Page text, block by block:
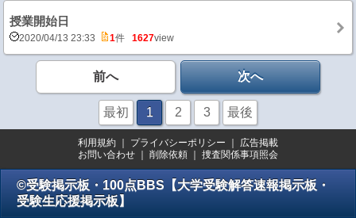
授業開始日
2020/04/13 23:33 1件 1627view
前へ 次へ
最初 1 2 3 最後
利用規約 プライバシーポリシー
広告掲載
お問い合わせ
削除依頼 捜査関係事項照会
©受験掲示板・100点BBS【大学受験解答速報掲示板・
受験生応援掲示板】